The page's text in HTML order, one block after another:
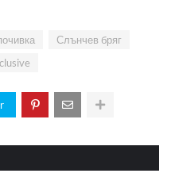
Слънчев бряг